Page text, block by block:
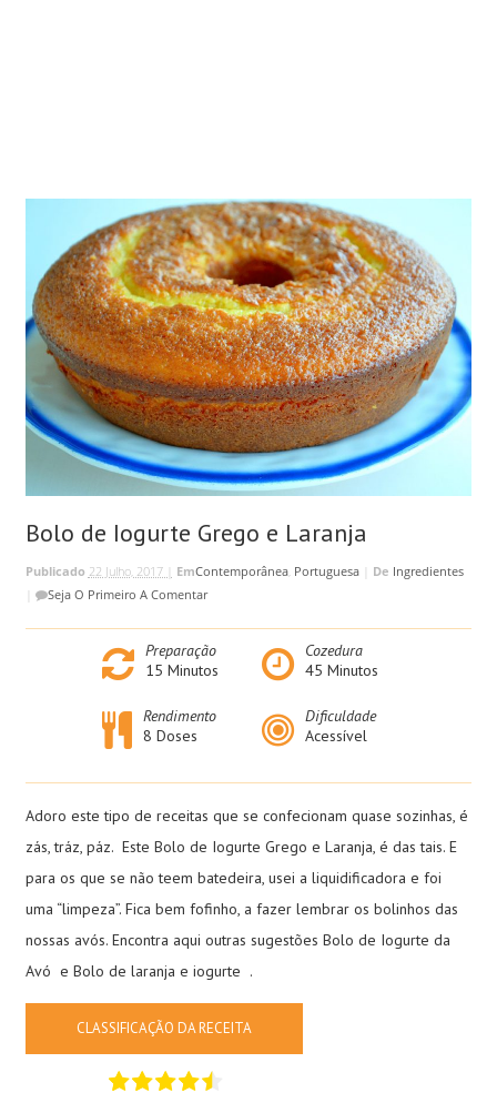
Bolo de Iogurte Grego e Laranja
Publicado 22 Julho, 2017 | EmContemporânea, Portuguesa| De Ingredientes
Seja O Primeiro A Comentar
Preparação
15 Minutos
Cozedura
45 Minutos
Rendimento
8 Doses
Dificuldade
Acessível
Adoro este tipo de receitas que se confecionam quase sozinhas, é
zás, tráz, páz. Este Bolo de Iogurte Grego e Laranja, é das tais. E
para os que se não teem batedeira, usei a liquidificadora e foi
uma “limpeza”. Fica bem fofinho, a fazer lembrar os bolinhos das
nossas avós. Encontra aqui outras sugestões Bolo de Iogurte da
Avó e Bolo de laranja e iogurte .
CLASSIFICAÇÃO DA RECEITA